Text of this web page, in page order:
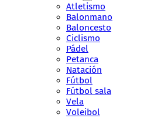
Atletismo
Balonmano
Baloncesto
Ciclismo
Pádel
Petanca
Natación
Fútbol
Fútbol sala
Vela
Voleibol